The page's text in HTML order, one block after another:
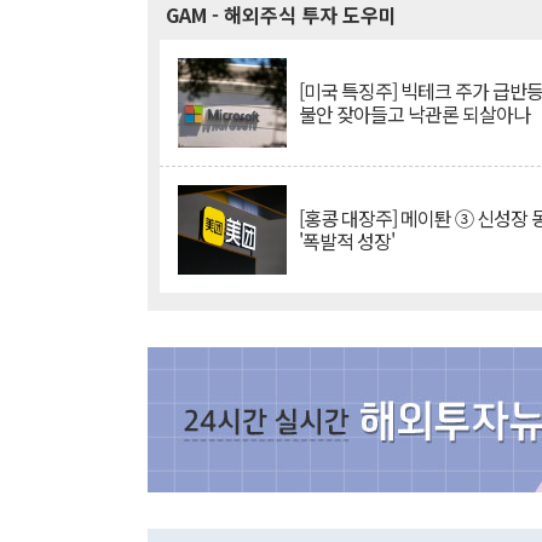
GAM - 해외주식 투자 도우미
[미국 특징주] 빅테크 주가 급반
불안 잦아들고 낙관론 되살아나
[홍콩 대장주] 메이퇀 ③ 신성장
'폭발적 성장'